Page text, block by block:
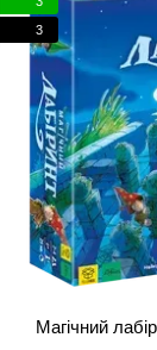
3
Магічний